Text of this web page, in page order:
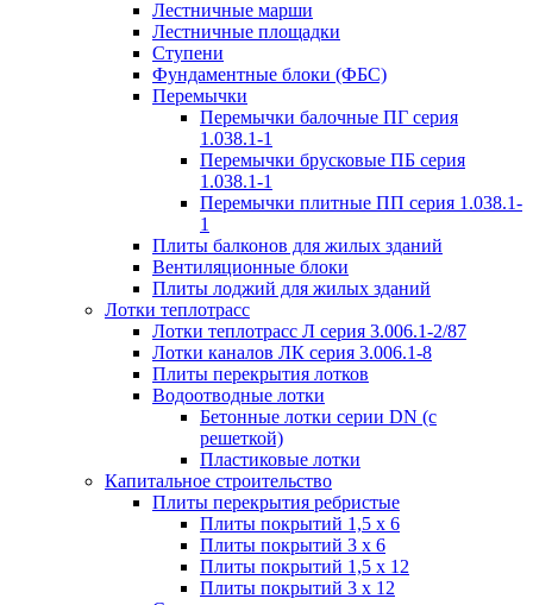
Лестничные марши
Лестничные площадки
Ступени
Фундаментные блоки (ФБС)
Перемычки
Перемычки балочные ПГ серия
1.038.1-1
Перемычки брусковые ПБ серия
1.038.1-1
Перемычки плитные ПП серия 1.038.1-
1
Плиты балконов для жилых зданий
Вентиляционные блоки
Плиты лоджий для жилых зданий
Лотки теплотрасс
Лотки теплотрасс Л серия 3.006.1-2/87
Лотки каналов ЛК серия 3.006.1-8
Плиты перекрытия лотков
Водоотводные лотки
Бетонные лотки серии DN (с
решеткой)
Пластиковые лотки
Капитальное строительство
Плиты перекрытия ребристые
Плиты покрытий 1,5 x 6
Плиты покрытий 3 x 6
Плиты покрытий 1,5 x 12
Плиты покрытий 3 x 12